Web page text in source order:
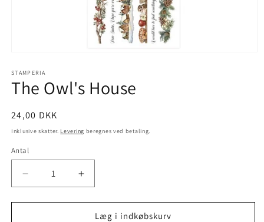
STAMPERIA
The Owl's House
24,00 DKK
Inklusive skatter. Levering beregnes ved betaling.
Antal
Læg i indkøbskurv